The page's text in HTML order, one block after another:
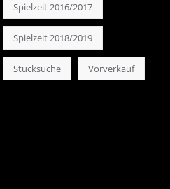
Spielzeit 2016/2017
Spielzeit 2018/2019
Stücksuche Vorverkauf